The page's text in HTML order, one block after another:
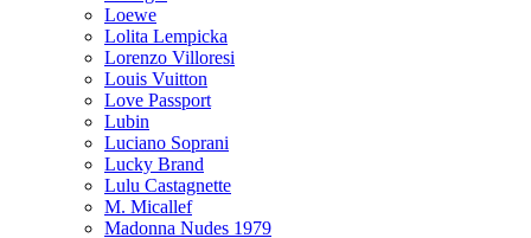
Loewe
Lolita Lempicka
Lorenzo Villoresi
Louis Vuitton
Love Passport
Lubin
Luciano Soprani
Lucky Brand
Lulu Castagnette
M. Micallef
Madonna Nudes 1979